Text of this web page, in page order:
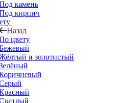
камень
кирпич
Назад
цвету
и золотистый